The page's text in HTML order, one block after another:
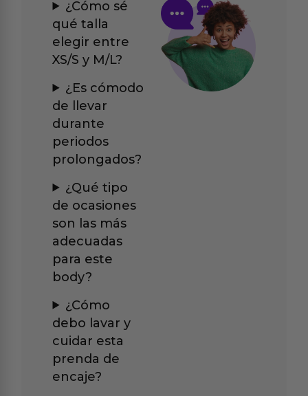
¿Cómo sé
qué talla
elegir entre
XS/S y M/L?
¿Es cómodo
de llevar
durante
periodos
prolongados?
¿Qué tipo
de ocasiones
son las más
adecuadas
para este
body?
¿Cómo
debo lavar y
cuidar esta
prenda de
encaje?